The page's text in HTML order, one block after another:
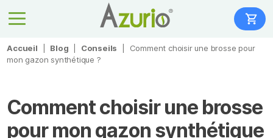
Accueil Blog Conseils
Comment choisir une brosse pour
mon gazon synthétique ?
Comment choisir une brosse
pour mon gazon synthétique